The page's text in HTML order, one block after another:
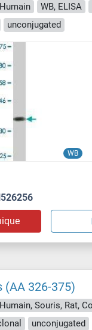
WB, ELISA
unconjugated
WB
(AA 326-375)
unconjugated